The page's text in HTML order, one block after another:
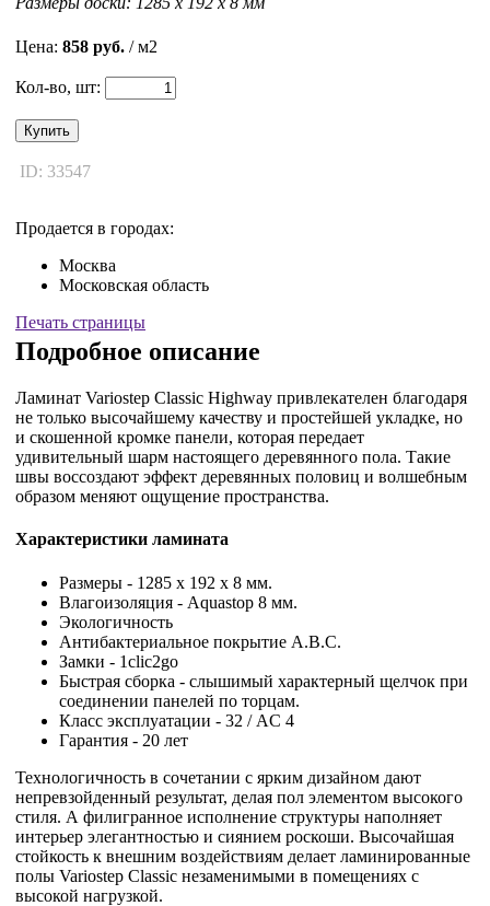
Цена: 858 руб. / м2
Кол-во, шт:
Купить
ID: 33547
Продается в городах:
Москва
Московская область
Печать страницы
Подробное описание
Ламинат Variostep Classic Highway привлекателен благодаря
не только высочайшему качеству и простейшей укладке, но
и скошенной кромке панели, которая передает
удивительный шарм настоящего деревянного пола. Такие
швы воссоздают эффект деревянных половиц и волшебным
образом меняют ощущение пространства.
Характеристики ламината
Размеры - 1285 x 192 x 8 мм.
Влагоизоляция - Aquastop 8 мм.
Экологичность
Антибактериальное покрытие A.B.C.
Замки - 1clic2go
Быстрая сборка - слышимый характерный щелчок при
соединении панелей по торцам.
Класс эксплуатации - 32 / AC 4
Гарантия - 20 лет
Технологичность в сочетании с ярким дизайном дают
непревзойденный результат, делая пол элементом высокого
стиля. А филигранное исполнение структуры наполняет
интерьер элегантностью и сиянием роскоши. Высочайшая
стойкость к внешним воздействиям делает ламинированные
полы Variostep Classic незаменимыми в помещениях с
высокой нагрузкой.